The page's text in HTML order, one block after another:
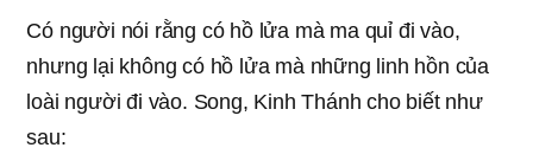
Có người nói rằng có hồ lửa mà ma quỉ đi vào,
nhưng lại không có hồ lửa mà những linh hồn của
loài người đi vào. Song, Kinh Thánh cho biết như
sau: